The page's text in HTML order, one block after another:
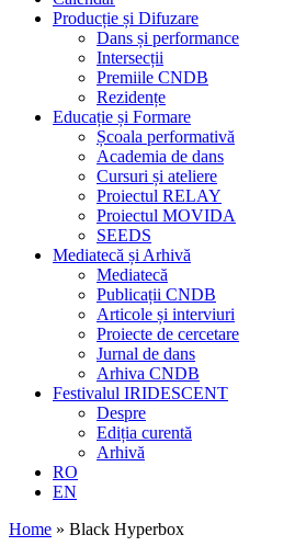
Producție și Difuzare
Dans și performance
Intersecții
Premiile CNDB
Rezidențe
Educație și Formare
Școala performativă
Academia de dans
Cursuri și ateliere
Proiectul RELAY
Proiectul MOVIDA
SEEDS
Mediatecă și Arhivă
Mediatecă
Publicații CNDB
Articole și interviuri
Proiecte de cercetare
Jurnal de dans
Arhiva CNDB
Festivalul IRIDESCENT
Despre
Ediția curentă
Arhivă
RO
EN
Home » Black Hyperbox